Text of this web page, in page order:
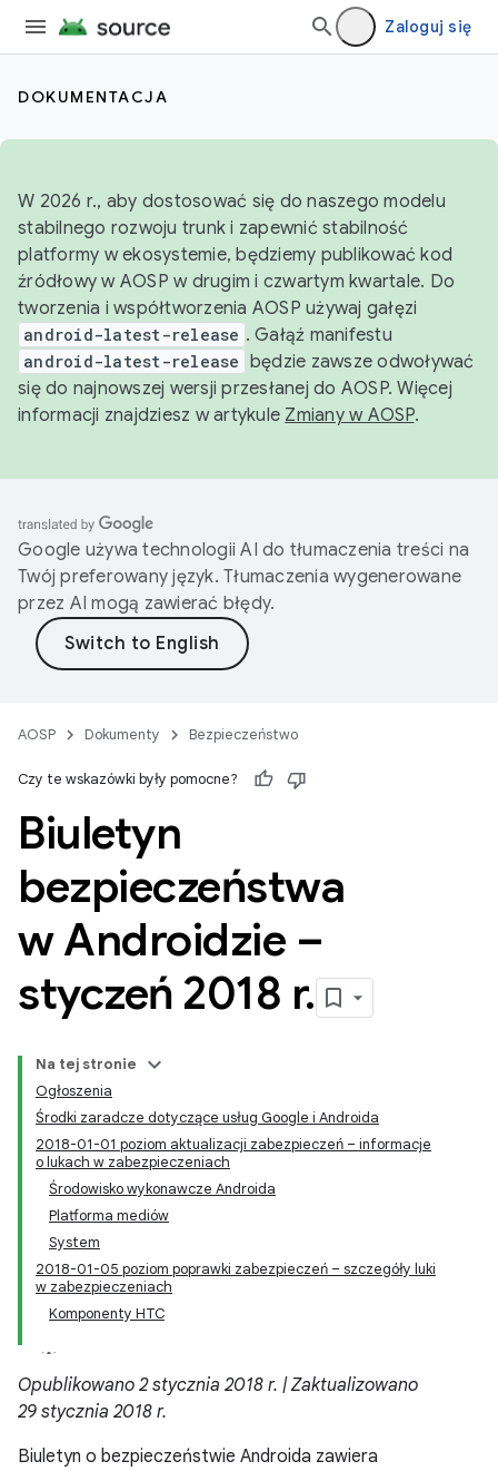
Zaloguj się
DOKUMENTACJA
W 2026 r., aby dostosować się do naszego modelu
stabilnego rozwoju trunk i zapewnić stabilność
platformy w ekosystemie, będziemy publikować kod
źródłowy w AOSP w drugim i czwartym kwartale. Do
tworzenia i współtworzenia AOSP używaj gałęzi
android-latest-release . Gałąź manifestu
android-latest-release będzie zawsze odwoływać
się do najnowszej wersji przesłanej do AOSP. Więcej
informacji znajdziesz w artykule Zmiany w AOSP.
Google używa technologii AI do tłumaczenia treści na
Twój preferowany język. Tłumaczenia wygenerowane
przez AI mogą zawierać błędy.
AOSP Dokumenty Bezpieczeństwo
Czy te wskazówki były pomocne?
Biuletyn
bezpieczeństwa
w Androidzie –
styczeń 2018 r.
Na tej stronie
Ogłoszenia
Środki zaradcze dotyczące usług Google i Androida
2018-01-01 poziom aktualizacji zabezpieczeń – informacje
o lukach w zabezpieczeniach
Środowisko wykonawcze Androida
Platforma mediów
System
2018-01-05 poziom poprawki zabezpieczeń – szczegóły luki
w zabezpieczeniach
Komponenty HTC
Opublikowano 2 stycznia 2018 r. | Zaktualizowano
29 stycznia 2018 r.
Biuletyn o bezpieczeństwie Androida zawiera